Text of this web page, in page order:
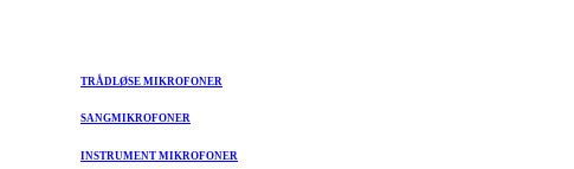
TRÅDLØSE MIKROFONER
SANGMIKROFONER
INSTRUMENT MIKROFONER